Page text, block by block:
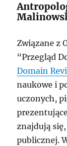
Związane z
“Przegląd
Domain
naukowe i
uczonych,
znajdują
publicznej.